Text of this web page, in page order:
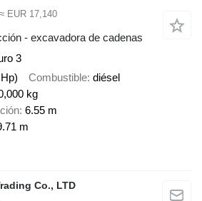
≈ EUR 17,140
- excavadora de cadenas
3
Combustible diésel
kg
6.55 m
m
Co., LTD